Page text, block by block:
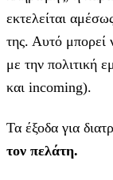
εκτελείται
της. Αυτό μπορεί
με την πολιτική
και incoming).
Τα έξοδα για
τον πελάτη.